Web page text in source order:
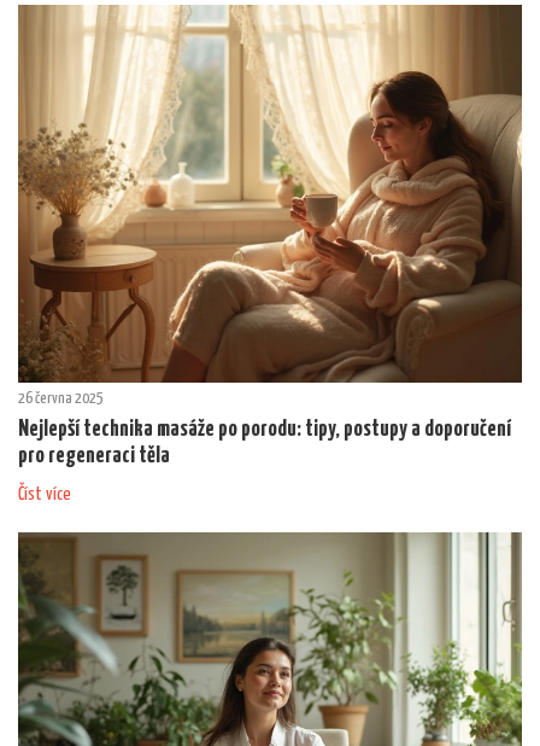
26 června 2025
Nejlepší technika masáže po porodu: tipy, postupy a doporučení
pro regeneraci těla
Číst více